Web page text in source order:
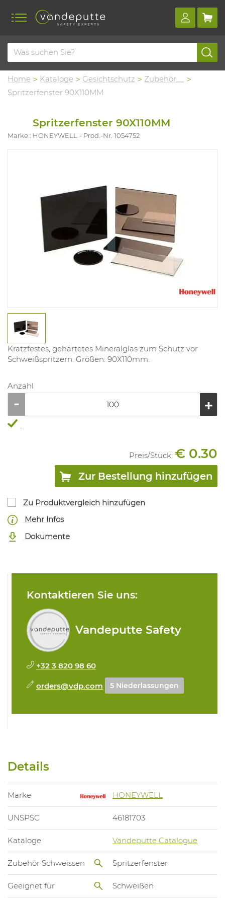
Home Kataloge Gesichtschutz
Zubehör__
Spritzerfenster 90X110MM
Spritzerfenster 90X110MM
Marke : HONEYWELL Prod.-Nr. 1054752
Kratzfestes, gehärtetes Mineralglas zum Schutz vor
Schweißspritzern. Größen: 90X110mm.
Anzahl
...
Preis/Stück: € 0.30
Zur Bestellung hinzufügen
Zu Produktvergleich hinzufügen
Mehr Infos
Dokumente
Kontaktieren Sie uns:
Vandeputte Safety
+32 3 820 98 60
orders@vdp.com 5 Niederlassungen
Details
Marke HONEYWELL
UNSPSC 46181703
Kataloge Vandeputte Catalogue
Zubehör Schweissen Spritzerfenster
Geeignet für Schweißen